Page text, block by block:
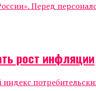
Перед
рост инфляции